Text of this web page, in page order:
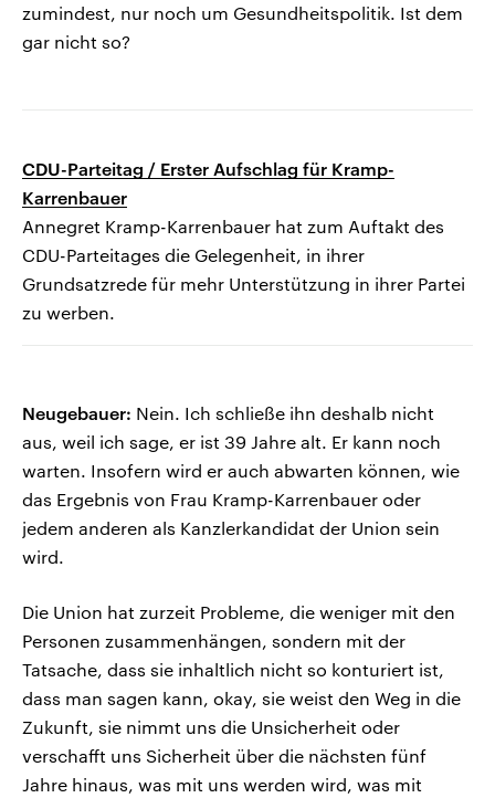
zumindest, nur noch um Gesundheitspolitik. Ist dem
gar nicht so?
CDU-Parteitag / Erster Aufschlag für Kramp-
Karrenbauer
Annegret Kramp-Karrenbauer hat zum Auftakt des
CDU-Parteitages die Gelegenheit, in ihrer
Grundsatzrede für mehr Unterstützung in ihrer Partei
zu werben.
Neugebauer: Nein. Ich schließe ihn deshalb nicht
aus, weil ich sage, er ist 39 Jahre alt. Er kann noch
warten. Insofern wird er auch abwarten können, wie
das Ergebnis von Frau Kramp-Karrenbauer oder
jedem anderen als Kanzlerkandidat der Union sein
wird.
Die Union hat zurzeit Probleme, die weniger mit den
Personen zusammenhängen, sondern mit der
Tatsache, dass sie inhaltlich nicht so konturiert ist,
dass man sagen kann, okay, sie weist den Weg in die
Zukunft, sie nimmt uns die Unsicherheit oder
verschafft uns Sicherheit über die nächsten fünf
Jahre hinaus, was mit uns werden wird, was mit